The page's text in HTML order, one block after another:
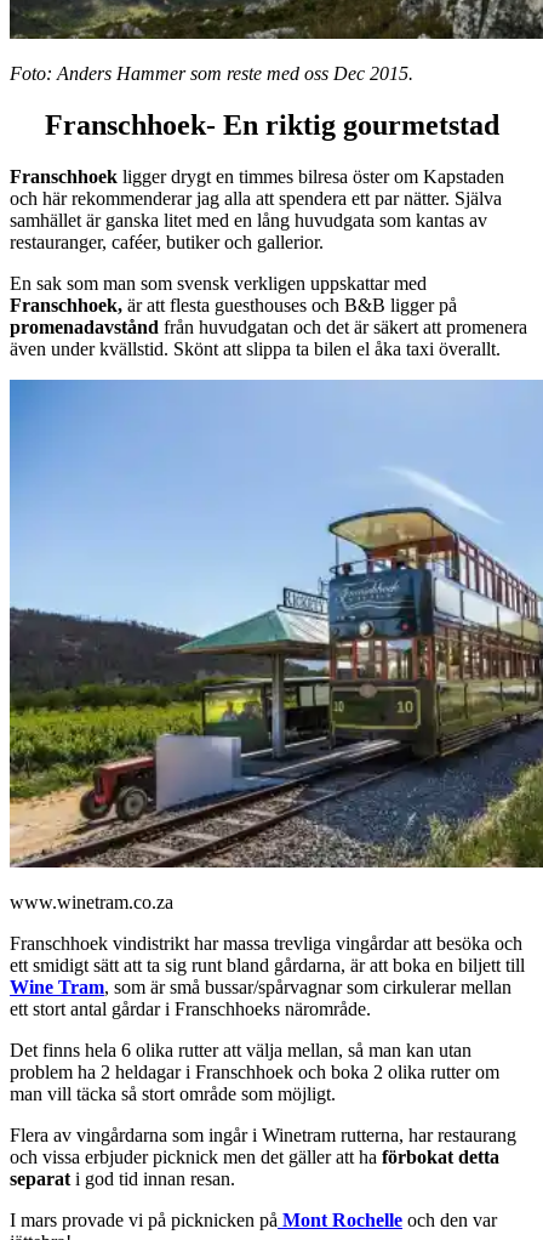
Foto: Anders Hammer som reste med oss Dec 2015.
Franschhoek- En riktig gourmetstad
Franschhoek ligger drygt en timmes bilresa öster om Kapstaden
och här rekommenderar jag alla att spendera ett par nätter. Själva
samhället är ganska litet med en lång huvudgata som kantas av
restauranger, caféer, butiker och gallerior.
En sak som man som svensk verkligen uppskattar med
Franschhoek, är att flesta guesthouses och B&B ligger på
promenadavstånd från huvudgatan och det är säkert att promenera
även under kvällstid. Skönt att slippa ta bilen el åka taxi överallt.
www.winetram.co.za
Franschhoek vindistrikt har massa trevliga vingårdar att besöka och
ett smidigt sätt att ta sig runt bland gårdarna, är att boka en biljett till
Wine Tram, som är små bussar/spårvagnar som cirkulerar mellan
ett stort antal gårdar i Franschhoeks närområde.
Det finns hela 6 olika rutter att välja mellan, så man kan utan
problem ha 2 heldagar i Franschhoek och boka 2 olika rutter om
man vill täcka så stort område som möjligt.
Flera av vingårdarna som ingår i Winetram rutterna, har restaurang
och vissa erbjuder picknick men det gäller att ha förbokat detta
separat i god tid innan resan.
I mars provade vi på picknicken på Mont Rochelle och den var